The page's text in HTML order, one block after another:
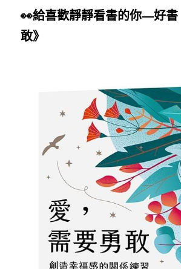
👀給喜歡靜靜看書的你—好書
敢》